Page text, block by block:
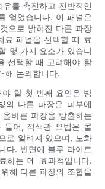
를 촉진하고 전반적인
얻었습니다. 이 패널은
으로 밝혀진 다른 파장
료 패널을 선택할 때 효
몇 가지 요소가 있습니
선택할 때 고려해야 할
해 논의합니다.
할 첫 번째 요인은 방
의 다른 파장은 피부에
바른 파장을 방출하는
들어, 적색광 요법은 콜
로 알려져 있으며, 노화
다. 반면에 블루 라이트
하는 데 효과적입니다.
해 다른 파장의 조합을